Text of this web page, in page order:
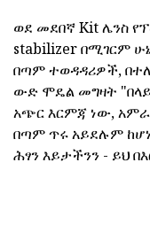
ወደ መደበኛ Kit ሌንስ
stabilizer በሚገርም
በጣም ተወዳዳሪዎች,
ውድ ሞዴል መግዛት
አጭር እርምጃ ነው,
በጣም ጥሩ አይደሉም
ሕፃን እይታችንን - ይህ